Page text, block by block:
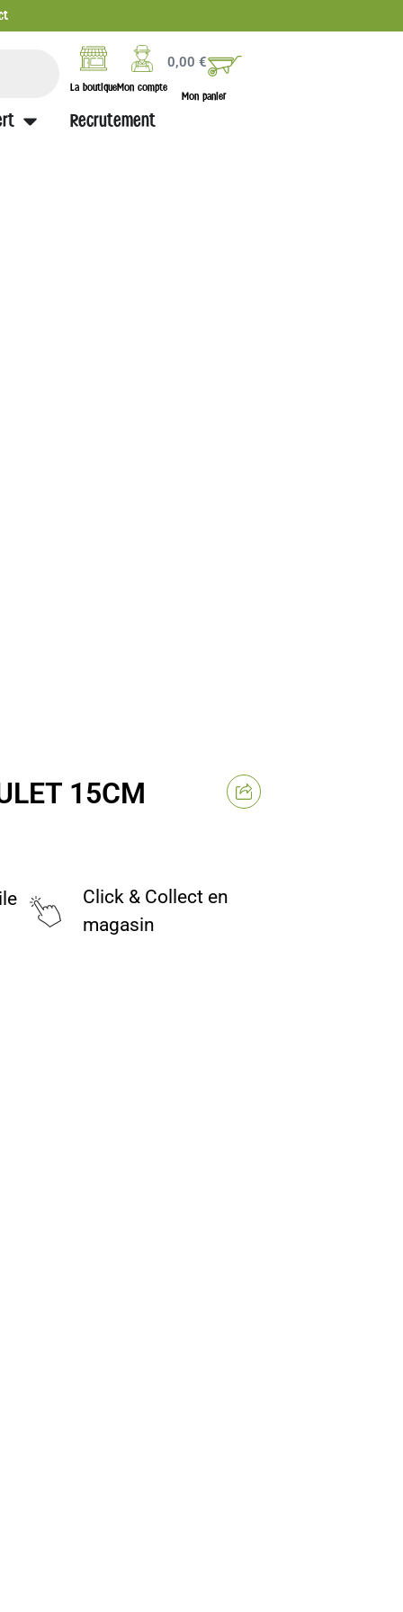
La boutiqueMon compte
0,00€
Mon panier
Recrutement
15CM
Click & Collect en
magasin